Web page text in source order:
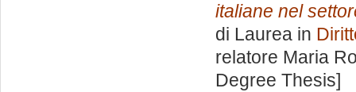
italiane nel
di Laurea in
relatore Maria
Degree Thesis]